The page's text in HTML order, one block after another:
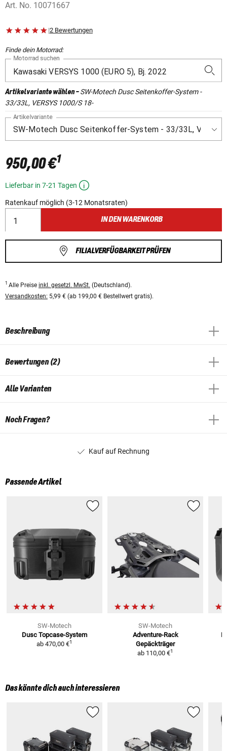
Art. No. 10071667
|2 Bewertungen
Finde dein Motorrad:
Motorrad suchen
Artikelvariante wählen-SW-Motech Dusc Seitenkoffer-System -
33/33L, VERSYS 1000/S 18-
Artikelvariante
950,00 €1
Lieferbar in 7-21 Tagen
Ratenkauf möglich (3-12 Monatsraten)
IN DEN WARENKORB
FILIALVERFÜGBARKEIT PRÜFEN
1 Alle Preise inkl. gesetzl. MwSt. (Deutschland).
Versandkosten: 5,99 € (ab 199,00 € Bestellwert gratis).
Beschreibung
Bewertungen (2)
Alle Varianten
Noch Fragen?
Kauf auf Rechnung
Passende Artikel
SW-Motech
Dusc Topcase-System
ab 470,00 €1
SW-Motech
Adventure-Rack
Gepäckträger
ab 110,00 €1
Das könnte dich auch interessieren